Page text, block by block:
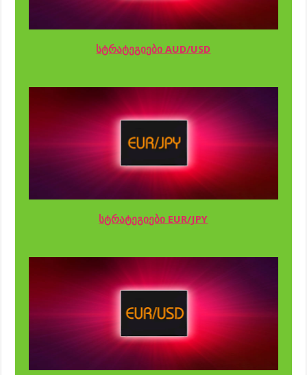
სტრატეგიები AUD/USD
სტრატეგიები EUR/JPY